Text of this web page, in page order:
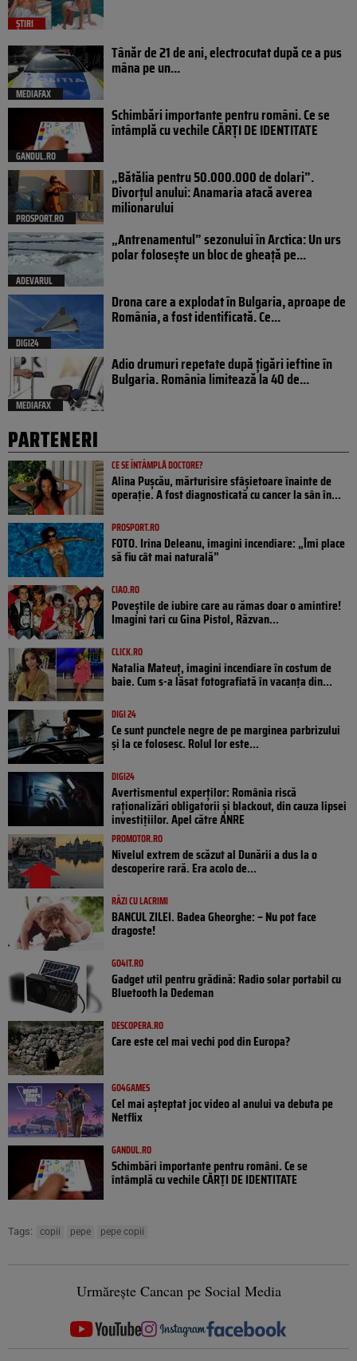
ȘTIRI
MEDIAFAX
Tânăr de 21 de ani, electrocutat după ce a pus
mâna pe un...
GANDUL.RO
Schimbări importante pentru români. Ce se
întâmplă cu vechile CĂRȚI DE IDENTITATE
PROSPORT.RO
„Bătălia pentru 50.000.000 de dolari”.
Divorțul anului: Anamaria atacă averea
milionarului
ADEVARUL
„Antrenamentul” sezonului în Arctica: Un urs
polar folosește un bloc de gheață pe...
DIGI24
Drona care a explodat în Bulgaria, aproape de
România, a fost identificată. Ce...
MEDIAFAX
Adio drumuri repetate după țigări ieftine în
Bulgaria. România limitează la 40 de...
PARTENERI
CE SE ÎNTÂMPLĂ DOCTORE?
Alina Pușcău, mărturisire sfâșietoare înainte de
operație. A fost diagnosticată cu cancer la sân în...
PROSPORT.RO
FOTO. Irina Deleanu, imagini incendiare: „Îmi place
să fiu cât mai naturală”
CIAO.RO
Poveştile de iubire care au rămas doar o amintire!
Imagini tari cu Gina Pistol, Răzvan...
CLICK.RO
Natalia Mateuț, imagini incendiare în costum de
baie. Cum s-a lăsat fotografiată în vacanța din...
DIGI 24
Ce sunt punctele negre de pe marginea parbrizului
și la ce folosesc. Rolul lor este...
DIGI24
Avertismentul experților: România riscă
raționalizări obligatorii și blackout, din cauza lipsei
investițiilor. Apel către ANRE
PROMOTOR.RO
Nivelul extrem de scăzut al Dunării a dus la o
descoperire rară. Era acolo de...
RÂZI CU LACRIMI
BANCUL ZILEI. Badea Gheorghe: – Nu pot face
dragoste!
GO4IT.RO
Gadget util pentru grădină: Radio solar portabil cu
Bluetooth la Dedeman
DESCOPERA.RO
Care este cel mai vechi pod din Europa?
GO4GAMES
Cel mai așteptat joc video al anului va debuta pe
Netflix
GANDUL.RO
Schimbări importante pentru români. Ce se
întâmplă cu vechile CĂRȚI DE IDENTITATE
Tags: copii pepe pepe copii
Urmărește Cancan pe Social Media